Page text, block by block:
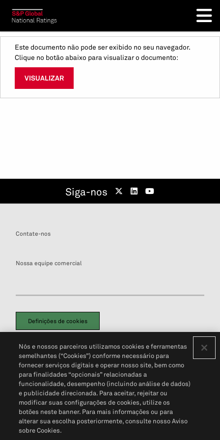
Este documento não pode ser exibido no seu navegador.
Clique no botão abaixo para visualizar o documento:
VISUALIZAR
Siga-nos
Contate-nos
Nossa equipe comercial
Definições de cookies
Política de PrivacidadePortal de privacidade do cliente (em inglês)
Não Venda Minhas Informações Pessoais© 2026 S&P Global
Nós e nossos parceiros utilizamos cookies e ferramentas
semelhantes (“Cookies”) conforme necessário para
fornecer serviços digitais e operar nosso site, bem como
para finalidades “opcionais” relacionadas a
funcionalidade, desempenho (incluindo análise de dados)
e publicidade direcionada. Para aceitar, rejeitar ou
modificar suas configurações de cookies, utilize os
botões neste banner. Para mais informações ou para
alterar sua escolha posteriormente, consulte nosso Aviso
sobre Cookies.